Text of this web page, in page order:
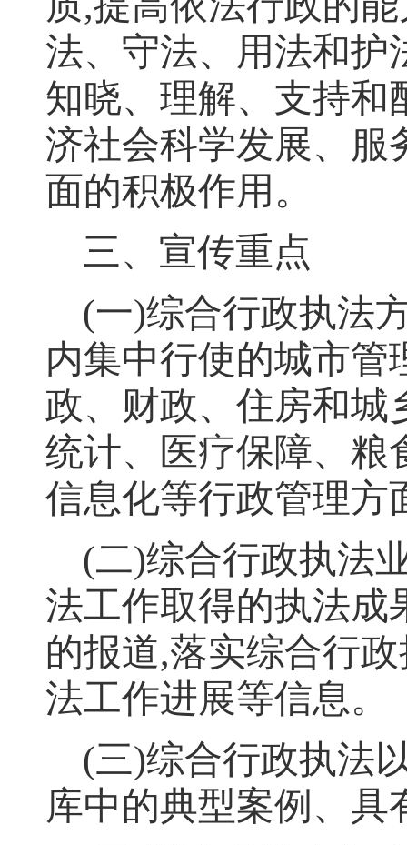
法、守法、用法和护
知晓、理解、支持和
济社会科学发展、服
面的积极作用 。
三、宣传重点
(一)综合行政执法
内集中行使的城市管
政、财政、住房和城
统计、医疗保障、粮
信息化等行政管理方
(二)综合行政执法
法工作取得的执法成
的报道,落实综合行
法工作进展等信息。
(三)综合行政执法
库中的典型案例、具